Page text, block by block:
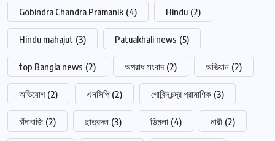
Gobindra Chandra Pramanik (4) Hindu (2)
Hindu mahajut (3) Patuakhali news (5)
top Bangla news (2) অপরাধ সংবাদ (2) অভিযান (2)
অভিযোগ (2) এনসিপি (2) গোবিন্দ চন্দ্র প্রামাণিক (3)
চাঁদাবাজি (2) ছাত্রদল (3) ডিমলা (4) নারী (2)